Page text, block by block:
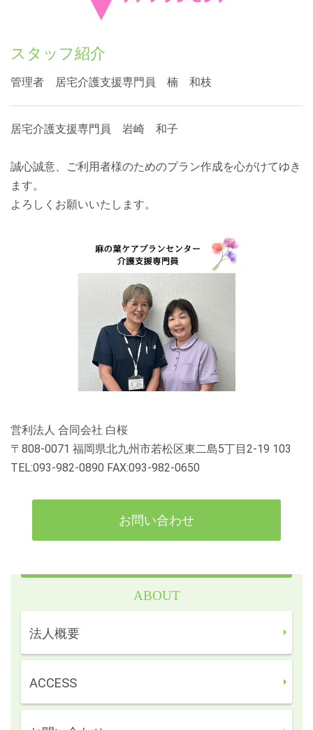
スタッフ紹介
管理者 居宅介護支援専門員 楠 和枝
居宅介護支援専門員 岩崎 和子
誠心誠意、ご利用者様のためのプラン作成を心がけてゆき
ます。
よろしくお願いいたします。
営利法人 合同会社 白桜
〒808-0071 福岡県北九州市若松区東二島5丁目2-19 103
TEL:093-982-0890 FAX:093-982-0650
お問い合わせ
ABOUT
法人概要
ACCESS